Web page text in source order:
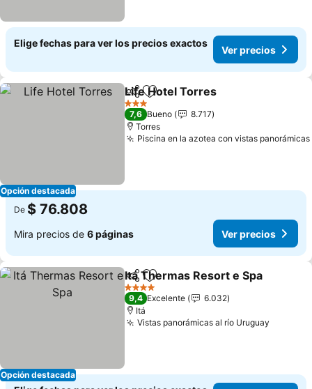
Elige fechas para ver los precios exactos
Ver precios
Opción destacada
CompartirAgregar a favoritos
Life Hotel Torres
3 Estrellas
7,6 Bueno
8.717
Torres
Piscina en la azotea con vistas panorámicas
De $ 76.808
Mira precios de 6 páginas Ver precios
Opción destacada
CompartirAgregar a favoritos
Itá Thermas Resort e Spa
4 Estrellas
9,4 Excelente
6.032
Itá
Vistas panorámicas al río Uruguay